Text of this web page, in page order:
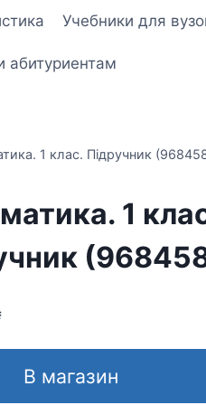
Учебники для
абитуриентам
1 клас. Підручник
1
В магазин